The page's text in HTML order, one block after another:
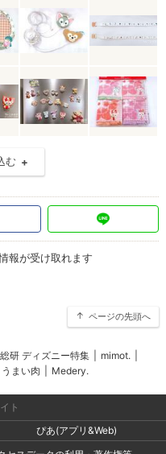
む
報が受け取れます
ページの先頭へ
研 ディズニー特集 mimot.
うまい肉 Medery.
ト
ぴあ(アプリ&Web)